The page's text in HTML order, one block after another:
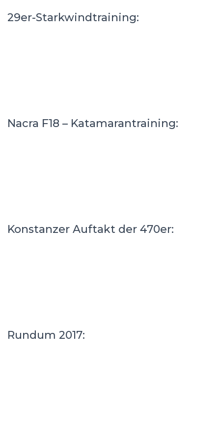
29er-Starkwindtraining:
Nacra F18 – Katamarantraining:
Konstanzer Auftakt der 470er:
Rundum 2017: